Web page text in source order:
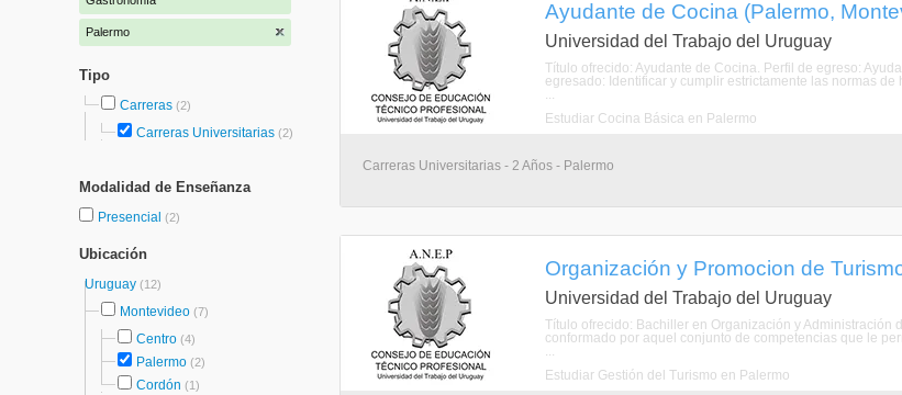
Palermo
Tipo
Carreras (2)
Carreras Universitarias (2)
Modalidad de Enseñanza
Presencial (2)
Ubicación
Uruguay (12)
Montevideo (7)
Centro (4)
Palermo (2)
Cordón (1)
Ayudante de Cocina (Palermo,
Universidad del Trabajo del Uruguay
Título ofrecido: Ayudante de Cocina. Perfil de egreso:
egresado: Identificar y cumplir estrictamente las normas
...
Estudiar Cocina Básica en Palermo
Carreras Universitarias - 2 Años - Palermo
Organización y Promocion de
Universidad del Trabajo del Uruguay
Título ofrecido: Bachiller en Organización y Administración
conformado por aquel conjunto de competencias que le
...
Estudiar Gestión del Turismo en Palermo